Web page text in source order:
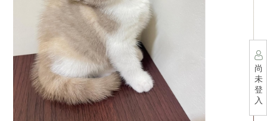
尚
未
登
入